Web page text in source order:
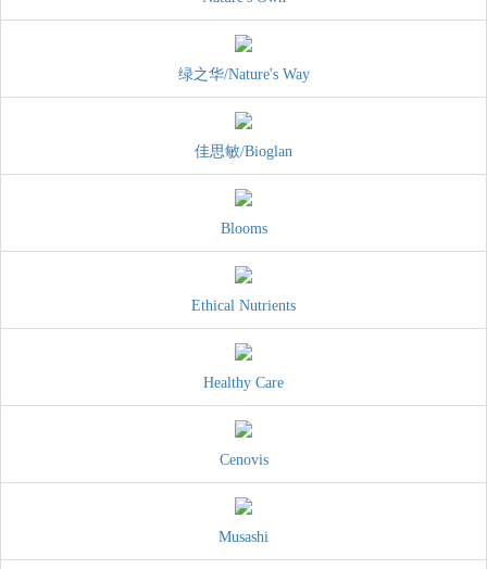
绿之华/Nature's Way
佳思敏/Bioglan
Blooms
Ethical Nutrients
Healthy Care
Cenovis
Musashi